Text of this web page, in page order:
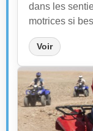
dans les
motrices si
Voir